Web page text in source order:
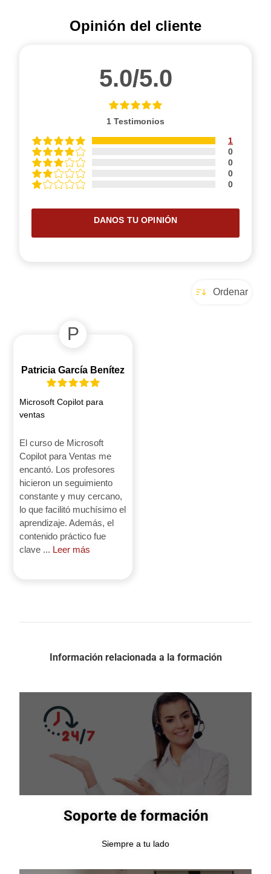
Opinión del cliente
5.0/5.0
1 Testimonios
1
0
0
0
0
DANOS TU OPINIÓN
Ordenar
P
Patricia García Benítez
Microsoft Copilot para
ventas
El curso de Microsoft
Copilot para Ventas me
encantó. Los profesores
hicieron un seguimiento
constante y muy cercano,
lo que facilitó muchísimo el
aprendizaje. Además, el
contenido práctico fue
clave ... Leer más
Información relacionada a la formación
Soporte de formación
Siempre a tu lado